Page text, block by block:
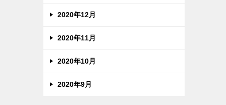
2020年12月
2020年11月
2020年10月
2020年9月